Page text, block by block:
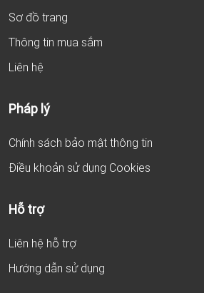
Sơ đồ trang
Thông tin mua sắm
Liên hệ
Pháp lý
Chính sách bảo mật thông tin
Điều khoản sử dụng Cookies
Hỗ trợ
Liên hệ hỗ trợ
Hướng dẫn sử dụng